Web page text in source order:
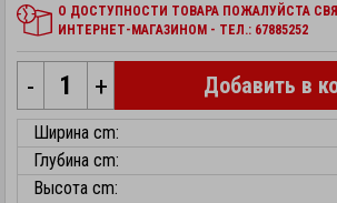
О ДОСТУПНОСТИ ТОВАРА ПОЖАЛУЙСТА
ИНТЕРНЕТ-МАГАЗИНОМ - ТЕЛ.: 67885252
- + Добавить в
Ширина cm:
Глубина cm:
Высота cm: